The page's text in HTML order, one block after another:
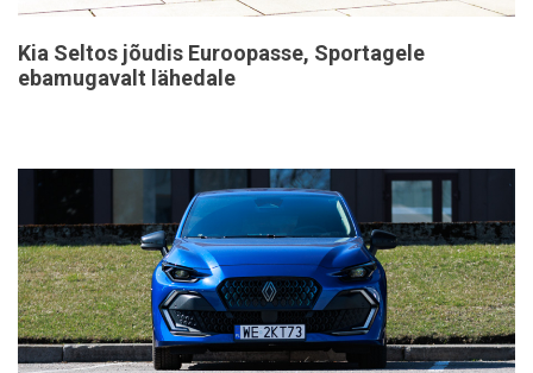
Kia Seltos jõudis Euroopasse, Sportagele
ebamugavalt lähedale